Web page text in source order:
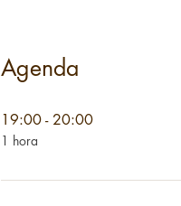
Agenda
19:00 - 20:00
1 hora